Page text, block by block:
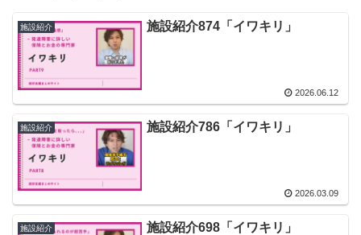
施設紹介 施設紹介874「イワキリ」
2026.06.12
施設紹介 施設紹介786「イワキリ」
2026.03.09
施設紹介 施設紹介698「イワキリ」